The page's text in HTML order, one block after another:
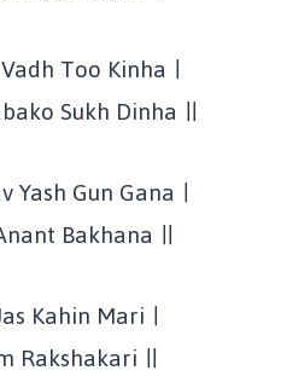
Too Kinha ।
Sukh Dinha ॥
Gun Gana ।
Bakhana ॥
Kahin Mari ।
Rakshakari ॥